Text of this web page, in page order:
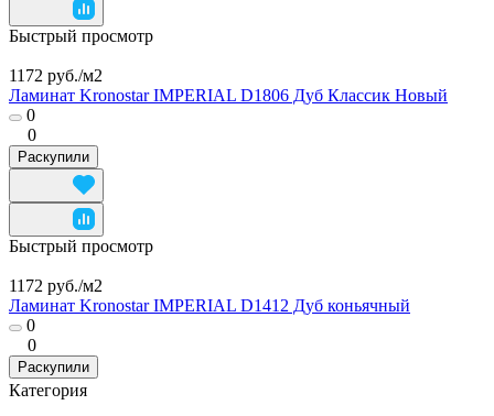
Быстрый просмотр
1172 руб./м2
Ламинат Kronostar IMPERIAL D1806 Дуб Классик Новый
0
0
Раскупили
Быстрый просмотр
1172 руб./м2
Ламинат Kronostar IMPERIAL D1412 Дуб коньячный
0
0
Раскупили
Категория